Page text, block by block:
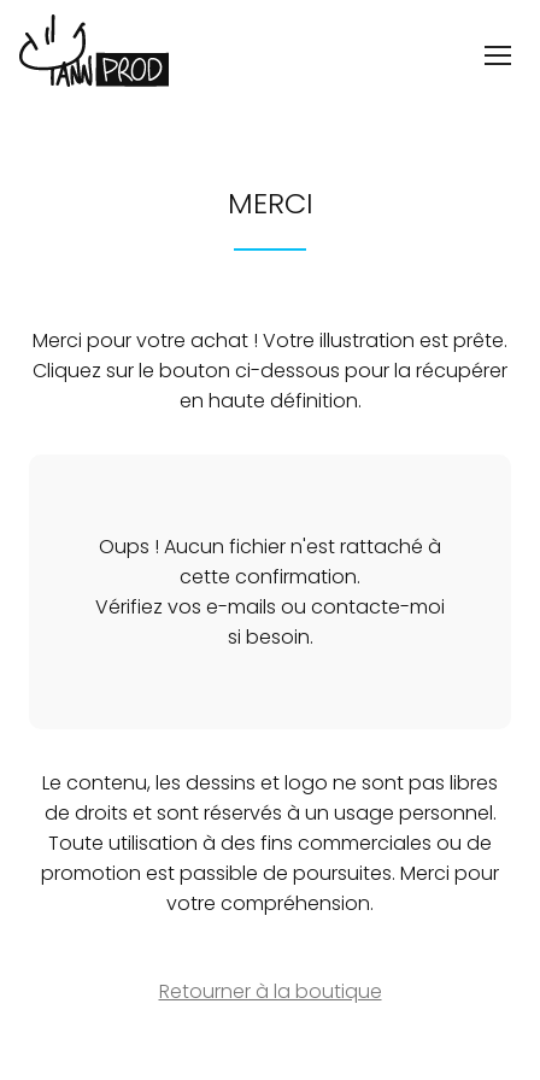
MERCI
Merci pour votre achat ! Votre illustration est prête.
Cliquez sur le bouton ci-dessous pour la récupérer
en haute définition.
Oups ! Aucun fichier n'est rattaché à
cette confirmation.
Vérifiez vos e-mails ou contacte-moi
si besoin.
Le contenu, les dessins et logo ne sont pas libres
de droits et sont réservés à un usage personnel.
Toute utilisation à des fins commerciales ou de
promotion est passible de poursuites. Merci pour
votre compréhension.
Retourner à la boutique